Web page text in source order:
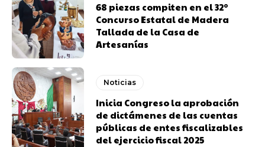
68 piezas compiten en el 32°
Concurso Estatal de Madera
Tallada de la Casa de
Artesanías
Noticias
Inicia Congreso la aprobación
de dictámenes de las cuentas
públicas de entes fiscalizables
del ejercicio fiscal 2025